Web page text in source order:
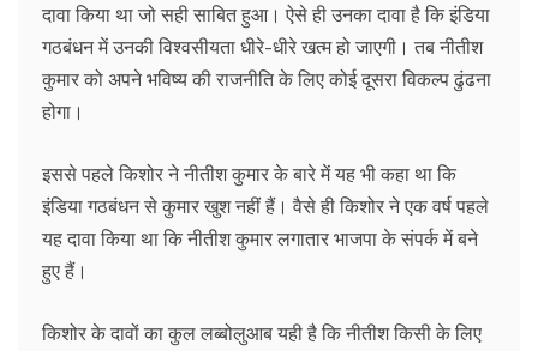
दावा किया था जो सही साबित हुआ। ऐसे ही उनका दावा है कि इंडिया
गठबंधन में उनकी विश्वसीयता धीरे-धीरे खत्म हो जाएगी। तब नीतीश
कुमार को अपने भविष्य की राजनीति के लिए कोई दूसरा विकल्प ढुंढना
होगा।
इससे पहले किशोर ने नीतीश कुमार के बारे में यह भी कहा था कि
इंडिया गठबंधन से कुमार खुश नहीं हैं। वैसे ही किशोर ने एक वर्ष पहले
यह दावा किया था कि नीतीश कुमार लगातार भाजपा के संपर्क में बने
हुए हैं।
किशोर के दावों का कुल लब्बोलुआब यही है कि नीतीश किसी के लिए